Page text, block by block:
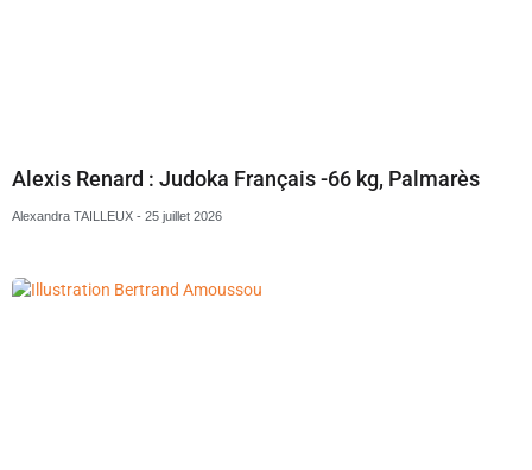
Alexis Renard : Judoka Français -66 kg, Palmarès
Alexandra TAILLEUX 25 juillet 2026